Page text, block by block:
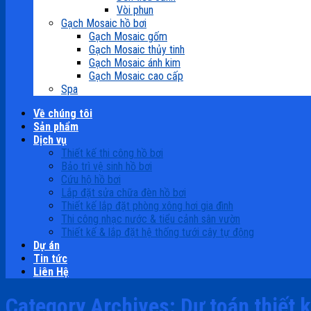
Vòi phun
Gạch Mosaic hồ bơi
Gạch Mosaic gốm
Gạch Mosaic thủy tinh
Gạch Mosaic ánh kim
Gạch Mosaic cao cấp
Spa
Về chúng tôi
Sản phẩm
Dịch vụ
Thiết kế thi công hồ bơi
Bảo trì vệ sinh hồ bơi
Cứu hộ hồ bơi
Lắp đặt sửa chữa đèn hồ bơi
Thiết kế lắp đặt phòng xông hơi gia đình
Thi công nhạc nước & tiểu cảnh sân vườn
Thiết kế & lắp đặt hệ thống tưới cây tự động
Dự án
Tin tức
Liên Hệ